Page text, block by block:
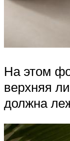
На этом
верхняя
должна